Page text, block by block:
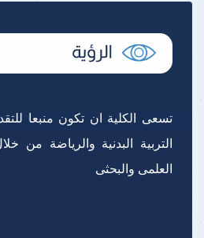
تسعى الكلية ان تكون منبعا
التربية البدنية والرياضة من
العلمى والبحثى